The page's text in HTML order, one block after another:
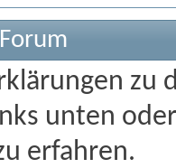
zu
unten
erfahren.